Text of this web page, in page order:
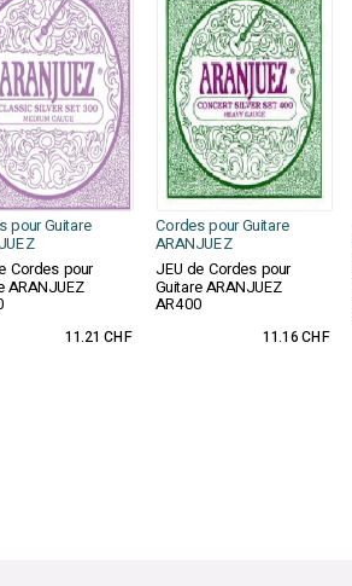
pour Guitare Cordes pour Guitare
ARANJUEZ
Cordes pour
ARANJUEZ
JEU de Cordes pour
Guitare ARANJUEZ
AR400
11.21 CHF 11.16 CHF